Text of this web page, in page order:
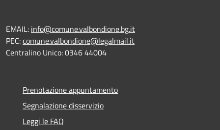
EMAIL: info@comune.valbondione.bg.it
PEC:comune.valbondione@legalmail.it
Centralino Unico: 0346 44004
Prenotazione appuntamento
Segnalazione disservizio
Leggi le FAQ